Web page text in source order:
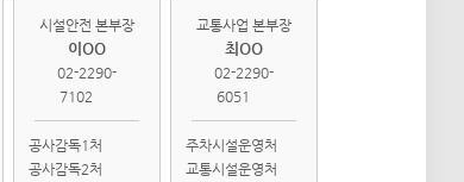
시설안전 본부장
이OO
02-2290-
7102
공사감독1처
공사감독2처
교통사업 본부장
최OO
02-2290-
6051
주차시설운영처
교통시설운영처